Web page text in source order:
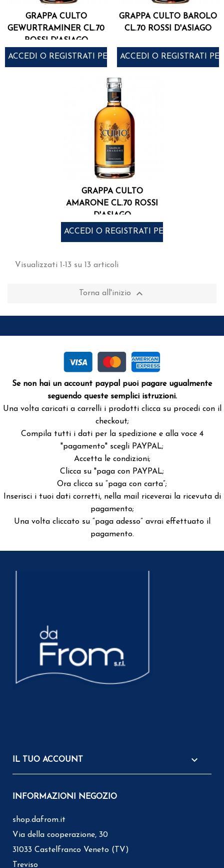
GRAPPA CULTO
GEWURTRAMINER CL.70
ROSSI D'ASIAGO
ACCEDI O REGISTRATI PER ACQUISTARE
GRAPPA CULTO BAROLO
CL.70 ROSSI D'ASIAGO
ACCEDI O REGISTRATI
GRAPPA CULTO
AMARONE CL.70 ROSSI
D'ASIAGO
ACCEDI O REGISTRATI PER ACQUISTARE
Visualizzati 1-13 su 13 articoli
Torna all'inizio 
Se non hai un account paypal puoi pagare ugualmente
seguendo queste semplici istruzioni.
Una volta caricati a carrelli i prodotti clicca su procedi con il
checkout;
Compila tutti i dati per la spedizione e alla voce 4
"pagamento" scegli PAYPAL;
Accetta le condizioni;
Clicca su "paga con PAYPAL;
Ora clicca su “paga con carta”;
Inserisci i tuoi dati corretti, nella mail riceverai la ricevuta di
pagamento;
Una volta cliccato su “paga adesso” avrai effettuato il
pagamento.
IL TUO ACCOUNT 
INFORMAZIONI NEGOZIO
shop.dafrom.it
Via della cooperazione, 30
31033 Castelfranco Veneto (TV)
Treviso